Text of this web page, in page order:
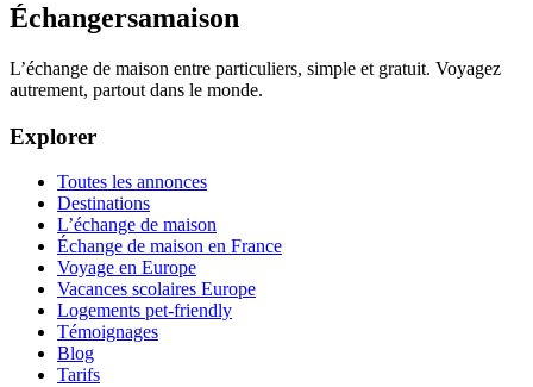
Échangersamaison
L’échange de maison entre particuliers, simple et gratuit. Voyagez
autrement, partout dans le monde.
Explorer
Toutes les annonces
Destinations
L’échange de maison
Échange de maison en France
Voyage en Europe
Vacances scolaires Europe
Logements pet-friendly
Témoignages
Blog
Tarifs